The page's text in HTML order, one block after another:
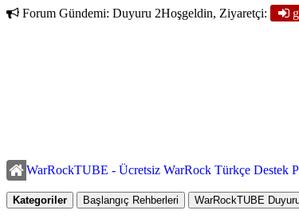
Forum Gündemi: Duyuru 2Hoşgeldin, Ziyaretçi:
WarRockTUBE - Ücretsiz WarRock Türkçe Destek
Kategoriler Başlangıç Rehberleri WarRockTUBE